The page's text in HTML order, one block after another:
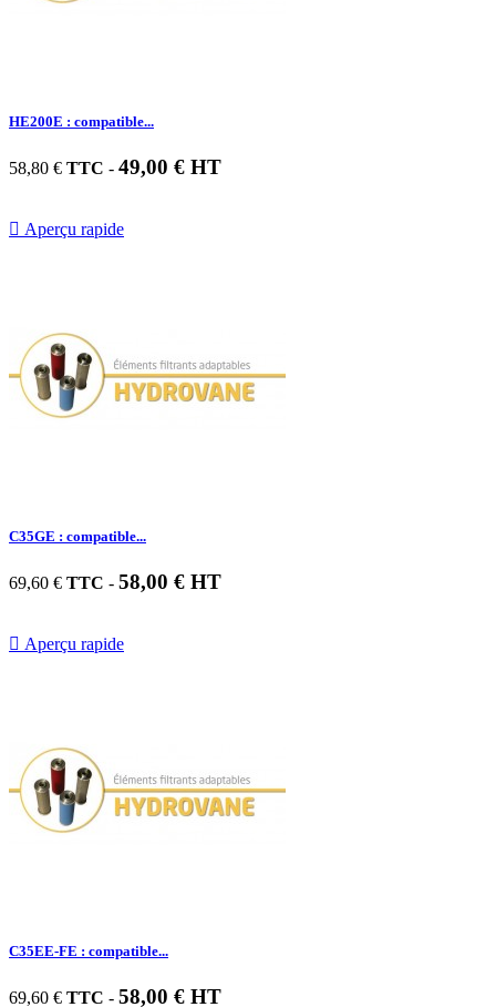
HE200E : compatible...
58,80 € TTC - 49,00 € HT
 Aperçu rapide
C35GE : compatible...
69,60 € TTC - 58,00 € HT
 Aperçu rapide
C35EE-FE : compatible...
69,60 € TTC - 58,00 € HT